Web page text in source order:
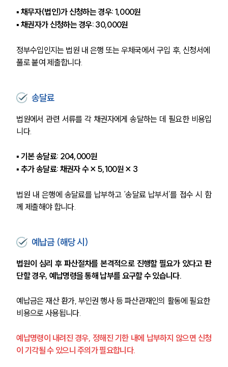
▪ 채무자(법인)가 신청하는 경우: 1,000원
▪ 채권자가 신청하는 경우: 30,000원
정부수입인지는 법원 내 은행 또는 우체국에서 구입 후, 신청서에
풀로 붙여 제출합니다.
송달료
법원에서 관련 서류를 각 채권자에게 송달하는 데 필요한 비용입
니다.
▪ 기본 송달료: 204,000원
▪ 추가 송달료: 채권자 수 × 5,100원 × 3
법원 내 은행에 송달료를 납부하고 ‘송달료 납부서’를 접수 시 함
께 제출해야 합니다.
예납금 (해당 시)
법원이 심리 후 파산절차를 본격적으로 진행할 필요가 있다고 판
단할 경우, 예납명령을 통해 납부를 요구할 수 있습니다.
예납금은 재산 환가, 부인권 행사 등 파산관재인의 활동에 필요한
비용으로 사용됩니다.
예납명령이 내려진 경우, 정해진 기한 내에 납부하지 않으면 신청
이 기각될 수 있으니 주의가 필요합니다.